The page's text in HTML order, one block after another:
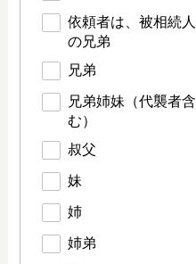
依頼者は、被相続人
の兄弟
兄弟
兄弟姉妹（代襲者含
む）
叔父
妹
姉
姉弟